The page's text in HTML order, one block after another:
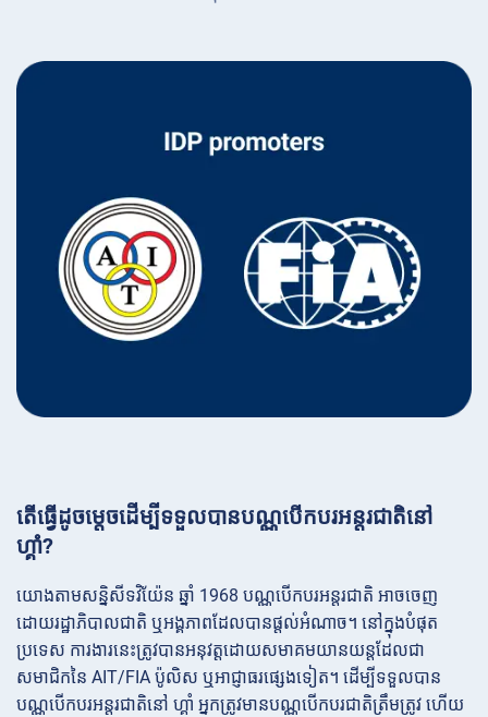
តើធ្វើដូចម្តេចដើម្បីទទួលបានបណ្ណបើកបរអន្ដរជាតិនៅ
ហ្គាំ?
យោងតាមសន្និសីទវិយ៉ែន ឆ្នាំ 1968 បណ្ណបើកបរអន្ដរជាតិ អាចចេញ
ដោយរដ្ឋាភិបាលជាតិ ឬអង្គភាពដែលបានផ្តល់អំណាច។ នៅក្នុងបំផុត
ប្រទេស ការងារនេះត្រូវបានអនុវត្តដោយសមាគមយានយន្តដែលជា
សមាជិកនៃ AIT/FIA ប៉ូលិស ឬអាជ្ញាធរផ្សេងទៀត។ ដើម្បីទទួលបាន
បណ្ណបើកបរអន្ដរជាតិនៅ ហ្គាំ អ្នកត្រូវមានបណ្ណបើកបរជាតិត្រឹមត្រូវ ហើយ